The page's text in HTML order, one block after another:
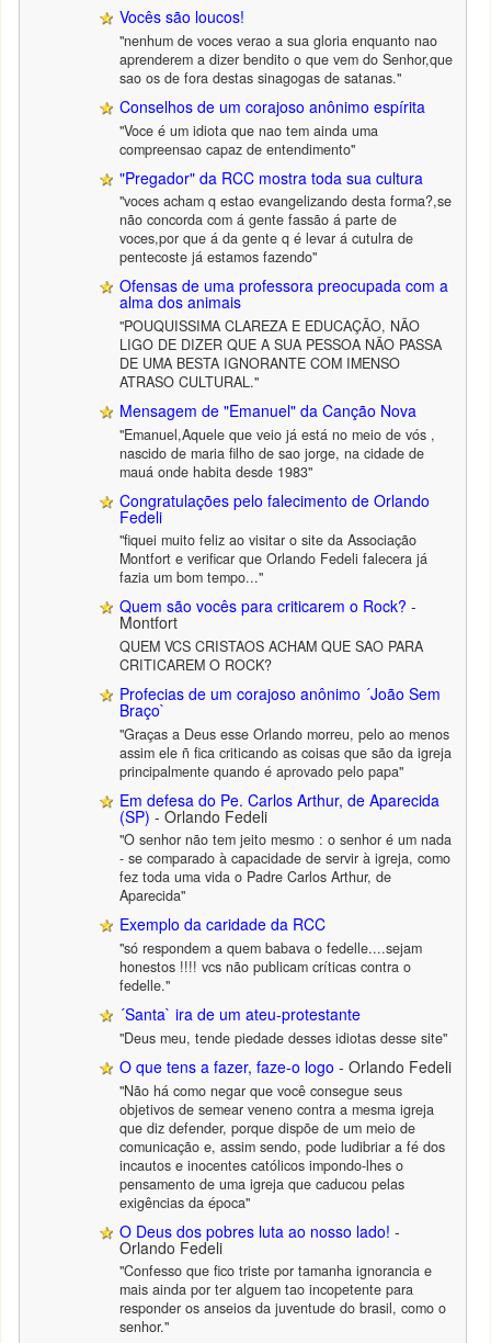
Vocês são loucos!
"nenhum de voces verao a sua gloria enquanto nao
aprenderem a dizer bendito o que vem do Senhor,que
sao os de fora destas sinagogas de satanas."
Conselhos de um corajoso anônimo espírita
"Voce é um idiota que nao tem ainda uma
compreensao capaz de entendimento"
"Pregador" da RCC mostra toda sua cultura
"voces acham q estao evangelizando desta forma?,se
não concorda com á gente fassão á parte de
voces,por que á da gente q é levar á cutulra de
pentecoste já estamos fazendo"
Ofensas de uma professora preocupada com a
alma dos animais
"POUQUISSIMA CLAREZA E EDUCAÇÃO, NÃO
LIGO DE DIZER QUE A SUA PESSOA NÃO PASSA
DE UMA BESTA IGNORANTE COM IMENSO
ATRASO CULTURAL."
Mensagem de "Emanuel" da Canção Nova
"Emanuel,Aquele que veio já está no meio de vós ,
nascido de maria filho de sao jorge, na cidade de
mauá onde habita desde 1983"
Congratulações pelo falecimento de Orlando
Fedeli
"fiquei muito feliz ao visitar o site da Associação
Montfort e verificar que Orlando Fedeli falecera já
fazia um bom tempo..."
Quem são vocês para criticarem o Rock? -
Montfort
QUEM VCS CRISTAOS ACHAM QUE SAO PARA
CRITICAREM O ROCK?
Profecias de um corajoso anônimo ´João Sem
Braço`
"Graças a Deus esse Orlando morreu, pelo ao menos
assim ele ñ fica criticando as coisas que são da igreja
principalmente quando é aprovado pelo papa"
Em defesa do Pe. Carlos Arthur, de Aparecida
(SP) - Orlando Fedeli
"O senhor não tem jeito mesmo : o senhor é um nada
- se comparado à capacidade de servir à igreja, como
fez toda uma vida o Padre Carlos Arthur, de
Aparecida"
Exemplo da caridade da RCC
"só respondem a quem babava o fedelle....sejam
honestos !!!! vcs não publicam críticas contra o
fedelle."
´Santa` ira de um ateu-protestante
"Deus meu, tende piedade desses idiotas desse site"
O que tens a fazer, faze-o logo - Orlando Fedeli
"Não há como negar que você consegue seus
objetivos de semear veneno contra a mesma igreja
que diz defender, porque dispõe de um meio de
comunicação e, assim sendo, pode ludibriar a fé dos
incautos e inocentes católicos impondo-lhes o
pensamento de uma igreja que caducou pelas
exigências da época"
O Deus dos pobres luta ao nosso lado! -
Orlando Fedeli
"Confesso que fico triste por tamanha ignorancia e
mais ainda por ter alguem tao incopetente para
responder os anseios da juventude do brasil, como o
senhor."